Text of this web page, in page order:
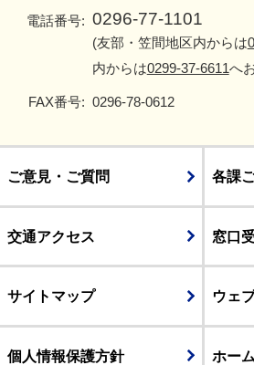
電話番号: 0296-77-1101
(友部・笠間地区内からは
内からは0299-37-6611へ
FAX番号: 0296-78-0612
ご意見・ご質問 各課
交通アクセス 窓口
サイトマップ ウェ
個人情報保護方針 ホーム